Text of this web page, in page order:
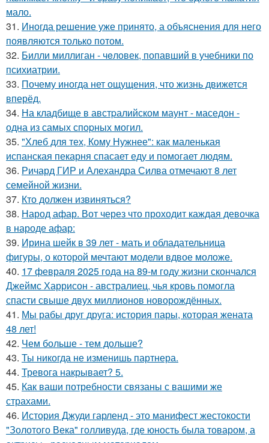
мало.
31. Иногда решение уже принято, а объяснения для него
появляются только потом.
32. Билли миллиган - чeловек, попавший в учебники по
психиатрии.
33. Почему иногда нет ощущения, что жизнь движется
вперёд.
34. На кладбище в австpалийском маунт - маседон -
одна из самых спopных могил.
35. "Хлеб для тех, Кому Нужнее": как маленькая
испанская пекарня спасает еду и помогает людям.
36. Ричард ГИР и Алехандра Силва отмечают 8 лет
семейной жизни.
37. Кто должен извиняться?
38. Народ афар. Вот через что проходит каждая девочка
в народе афар:
39. Ирина шейк в 39 лет - мать и обладательница
фигуры, о которой мечтают модели вдвое моложе.
40. 17 февраля 2025 года на 89-м году жизни скончался
Джеймс Харрисон - австралиец, чья кровь помогла
спасти свыше двух миллионов новорождённых.
41. Мы рабы друг друга: история пары, которая жената
48 лет!
42. Чем больше - тем дольше?
43. Ты никогда не изменишь партнера.
44. Тревога накрывает? 5.
45. Как ваши потребности связаны с вашими же
страхами.
46. История Джуди гарленд - это манифест жестокости
"Золотого Века" голливуда, где юность была товаром, а